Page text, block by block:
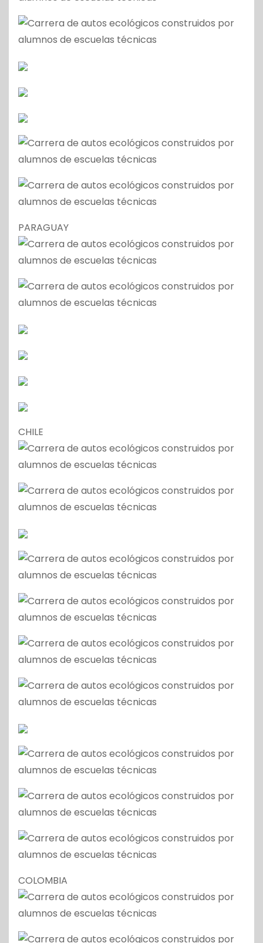
PARAGUAY
CHILE
COLOMBIA